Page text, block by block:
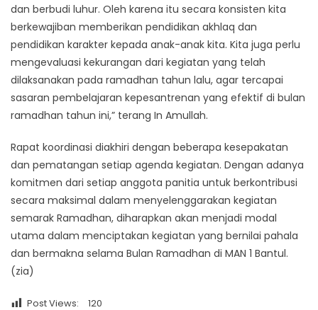
dan berbudi luhur. Oleh karena itu secara konsisten kita
berkewajiban memberikan pendidikan akhlaq dan
pendidikan karakter kepada anak-anak kita. Kita juga perlu
mengevaluasi kekurangan dari kegiatan yang telah
dilaksanakan pada ramadhan tahun lalu, agar tercapai
sasaran pembelajaran kepesantrenan yang efektif di bulan
ramadhan tahun ini,” terang In Amullah.
Rapat koordinasi diakhiri dengan beberapa kesepakatan
dan pematangan setiap agenda kegiatan. Dengan adanya
komitmen dari setiap anggota panitia untuk berkontribusi
secara maksimal dalam menyelenggarakan kegiatan
semarak Ramadhan, diharapkan akan menjadi modal
utama dalam menciptakan kegiatan yang bernilai pahala
dan bermakna selama Bulan Ramadhan di MAN 1 Bantul.
(zia)
Post Views: 120